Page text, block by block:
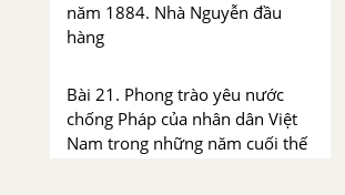
năm 1884. Nhà Nguyễn đầu
hàng
Bài 21. Phong trào yêu nước
chống Pháp của nhân dân Việt
Nam trong những năm cuối thế